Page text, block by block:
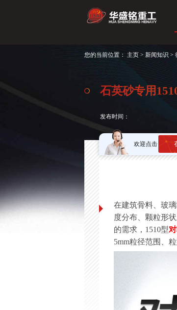
您的当前位置： 主页 > 新闻知识 >
石英砂专用
发布时间：
欢迎点击
在建筑骨料、玻
度分布、颗粒形
的需求，1510型
5mm粒径范围、